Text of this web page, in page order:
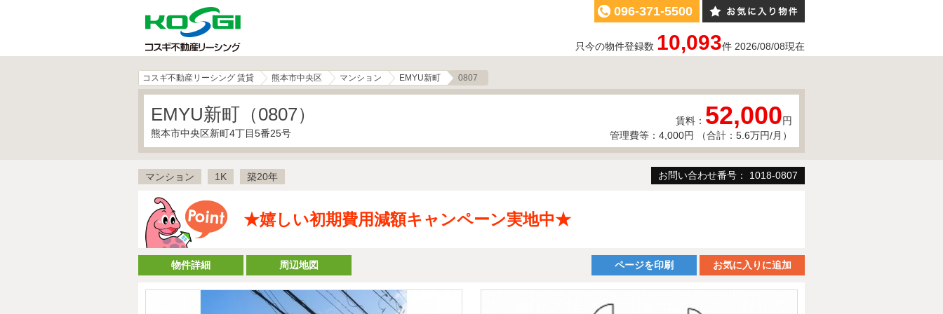
096-371-5500
只今の物件登録数 10,093件 2026/08/08現在
コスギ不動産リーシング 賃貸 熊本市中央区 マンション EMYU新町 0807
EMYU新町（0807）
熊本市中央区新町4丁目5番25号
賃料： 52,000円
管理費等：4,000円 （合計：5.6万円/月）
マンション 1K 築20年 お問い合わせ番号： 1018-0807
★嬉しい初期費用減額キャンペーン実地中★
物件詳細 周辺地図 ページを印刷 お気に入りに追加